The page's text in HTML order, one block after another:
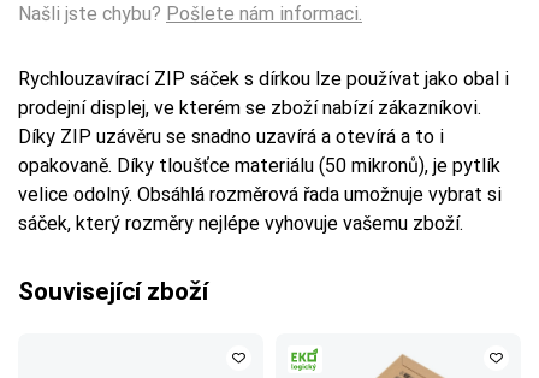
Našli jste chybu? Pošlete nám informaci.
Rychlouzavírací ZIP sáček s dírkou lze používat jako obal i
prodejní displej, ve kterém se zboží nabízí zákazníkovi.
Díky ZIP uzávěru se snadno uzavírá a otevírá a to i
opakovaně. Díky tloušťce materiálu (50 mikronů), je pytlík
velice odolný. Obsáhlá rozměrová řada umožnuje vybrat si
sáček, který rozměry nejlépe vyhovuje vašemu zboží.
Související zboží